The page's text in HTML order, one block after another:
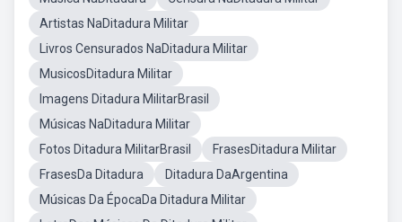
Artistas NaDitadura Militar
Livros Censurados NaDitadura Militar
MusicosDitadura Militar
Imagens Ditadura MilitarBrasil
Músicas NaDitadura Militar
Fotos Ditadura MilitarBrasil
FrasesDitadura Militar
FrasesDa Ditadura
Ditadura DaArgentina
Músicas Da ÉpocaDa Ditadura Militar